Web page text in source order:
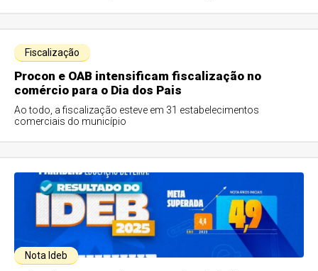
Fiscalização
Procon e OAB intensificam fiscalização no
comércio para o Dia dos Pais
Ao todo, a fiscalização esteve em 31 estabelecimentos
comerciais do município
Nota Ideb